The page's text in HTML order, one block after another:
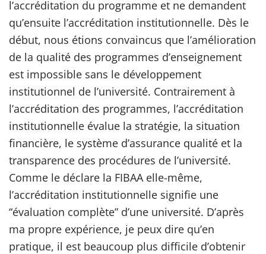
l’accréditation du programme et ne demandent
qu’ensuite l’accréditation institutionnelle. Dès le
début, nous étions convaincus que l’amélioration
de la qualité des programmes d’enseignement
est impossible sans le développement
institutionnel de l’université. Contrairement à
l’accréditation des programmes, l’accréditation
institutionnelle évalue la stratégie, la situation
financière, le système d’assurance qualité et la
transparence des procédures de l’université.
Comme le déclare la FIBAA elle-même,
l’accréditation institutionnelle signifie une
“évaluation complète” d’une université. D’après
ma propre expérience, je peux dire qu’en
pratique, il est beaucoup plus difficile d’obtenir